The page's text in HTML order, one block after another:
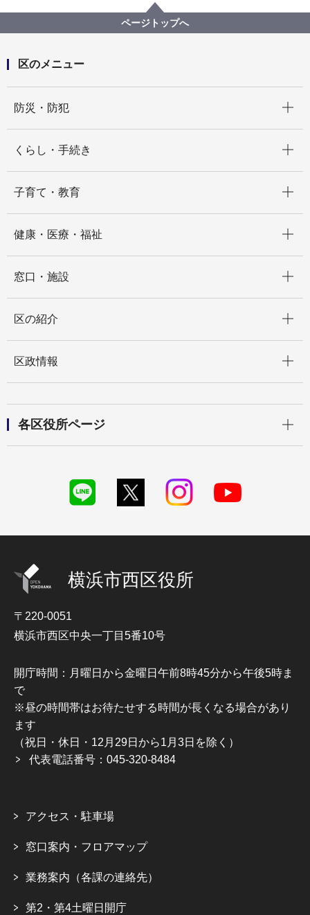
西区役所 アクセス・駐車場
ページトップへ
区のメニュー
防災・防犯
くらし・手続き
子育て・教育
健康・医療・福祉
窓口・施設
区の紹介
区政情報
各区役所ページ
横浜市西区役所
〒220-0051
横浜市西区中央一丁目5番10号
開庁時間：月曜日から金曜日午前8時45分から午後5時ま
で
※昼の時間帯はお待たせする時間が長くなる場合があり
ます
（祝日・休日・12月29日から1月3日を除く）
代表電話番号：045-320-8484
アクセス・駐車場
窓口案内・フロアマップ
業務案内（各課の連絡先）
第2・第4土曜日開庁